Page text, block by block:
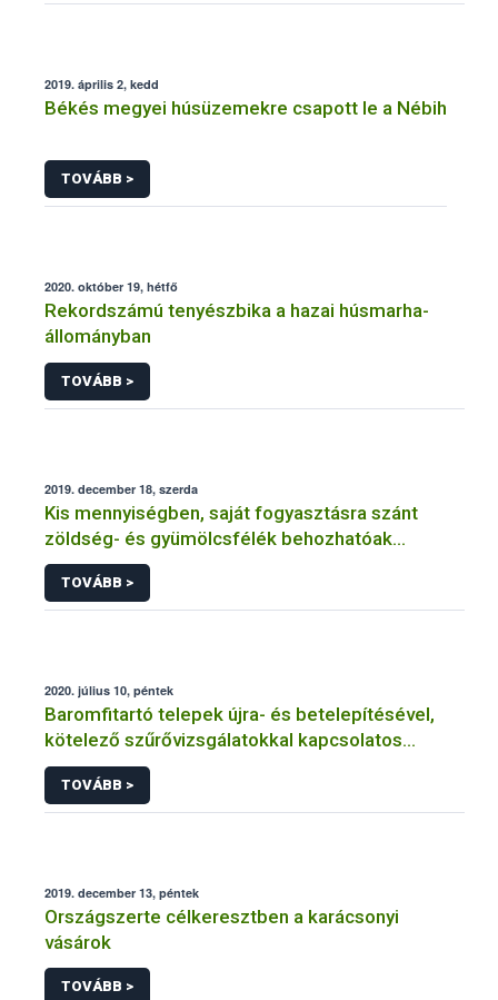
2019. április 2, kedd
Békés megyei húsüzemekre csapott le a Nébih
TOVÁBB >
2020. október 19, hétfő
Rekordszámú tenyészbika a hazai húsmarha-
állományban
TOVÁBB >
2019. december 18, szerda
Kis mennyiségben, saját fogyasztásra szánt
zöldség- és gyümölcsfélék behozhatóak
hazánkba
TOVÁBB >
2020. július 10, péntek
Baromfitartó telepek újra- és betelepítésével,
kötelező szűrővizsgálatokkal kapcsolatos
információk
TOVÁBB >
2019. december 13, péntek
Országszerte célkeresztben a karácsonyi
vásárok
TOVÁBB >